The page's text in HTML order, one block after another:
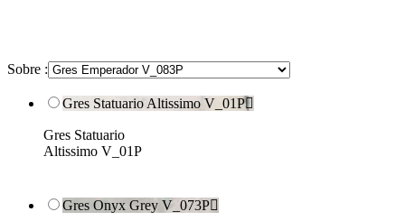
Sobre :
Gres Statuario Altissimo V_01P
Gres Statuario
Altissimo V_01P
Gres Onyx Grey V_073P